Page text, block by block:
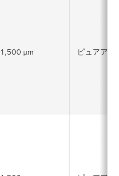
1,500 µm ピュアアク